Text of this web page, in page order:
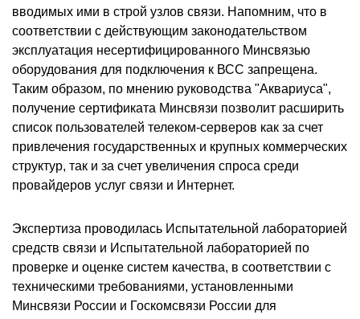
вводимых ими в строй узлов связи. Напомним, что в
соответствии с действующим законодательством
эксплуатация несертифицированного Минсвязью
оборудования для подключения к ВСС запрещена.
Таким образом, по мнению руководства "Аквариуса",
получение сертификата Минсвязи позволит расширить
список пользователей телеком-серверов как за счет
привлечения государственных и крупных коммерческих
структур, так и за счет увеличения спроса среди
провайдеров услуг связи и Интернет.
Экспертиза проводилась Испытательной лабораторией
средств связи и Испытательной лабораторией по
проверке и оценке систем качества, в соответствии с
техническими требованиями, установленными
Минсвязи России и Госкомсвязи России для